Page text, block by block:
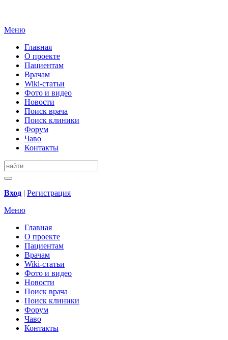
Меню
Главная
О проекте
Пациентам
Врачам
Wiki-статьи
Фото и видео
Новости
Поиск врача
Поиск клиники
Форум
Чаво
Контакты
Вход | Регистрация
Меню
Главная
О проекте
Пациентам
Врачам
Wiki-статьи
Фото и видео
Новости
Поиск врача
Поиск клиники
Форум
Чаво
Контакты